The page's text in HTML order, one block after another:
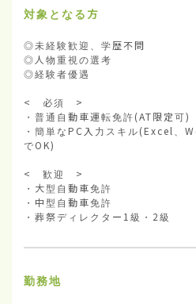
対象となる方
◎未経験歓迎、学歴不問
◎人物重視の選考
◎経験者優遇
<　必須　>
・普通自動車運転免許(AT限定可)
・簡単なPC入力スキル(Excel、
でOK)
<　歓迎　>
・大型自動車免許
・中型自動車免許
・葬祭ディレクター1級・2級
勤務地